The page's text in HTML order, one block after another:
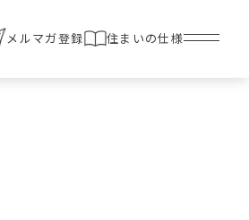
メルマガ登録 住まいの仕様